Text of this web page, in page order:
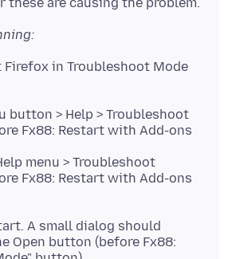
Firefox in Troubleshoot Mode
button > Help > Troubleshoot
Fx88: Restart with Add-ons
menu > Troubleshoot
Fx88: Restart with Add-ons
A small dialog should
Open button (before Fx88: